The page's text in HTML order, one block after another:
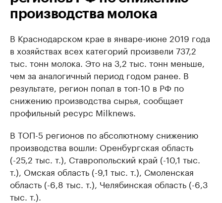
производства молока
В Краснодарском крае в январе-июне 2019 года
в хозяйствах всех категорий произвели 737,2
тыс. тонн молока. Это на 3,2 тыс. тонн меньше,
чем за аналогичный период годом ранее. В
результате, регион попал в топ-10 в РФ по
снижению производства сырья, сообщает
профильный ресурс Milknews.
В ТОП-5 регионов по абсолютному снижению
производства вошли: Оренбургская область
(-25,2 тыс. т.), Ставропольский край (-10,1 тыс.
т.), Омская область (-9,1 тыс. т.), Смоленская
область (-6,8 тыс. т.), Челябинская область (-6,3
тыс. т.).